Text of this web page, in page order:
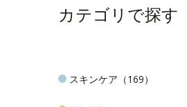
カテゴリで探す
スキンケア（169）